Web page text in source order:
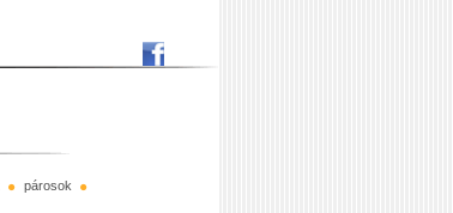
párosok